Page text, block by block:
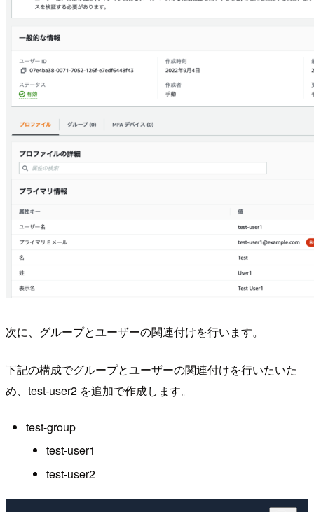
次に、グループとユーザーの関連付けを行います。
下記の構成でグループとユーザーの関連付けを行いたいた
め、test-user2 を追加で作成します。
test-group
test-user1
test-user2